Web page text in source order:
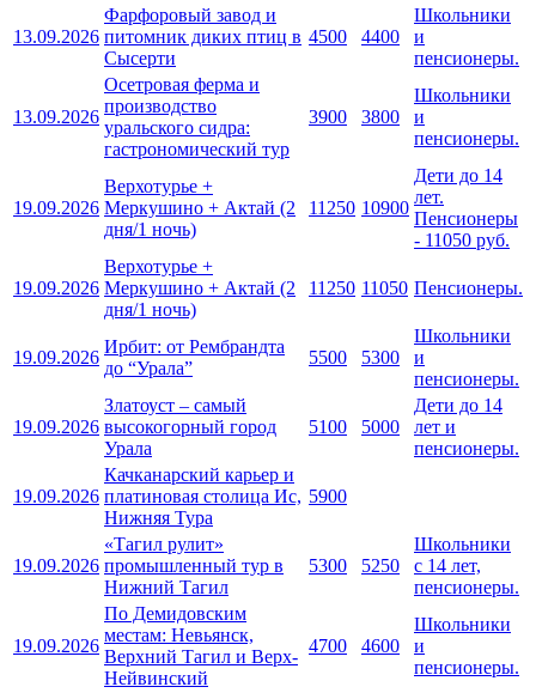
13.09.2026
Фарфоровый завод и
питомник диких птиц в
Сысерти
4500 4400
Школьники
и
пенсионеры.
13.09.2026
Осетровая ферма и
производство
уральского сидра:
гастрономический тур
3900 3800
Школьники
и
пенсионеры.
19.09.2026
Верхотурье +
Меркушино + Актай (2
дня/1 ночь)
11250 10900
Дети до 14
лет.
Пенсионеры
- 11050 руб.
19.09.2026
Верхотурье +
Меркушино + Актай (2
дня/1 ночь)
11250 11050 Пенсионеры.
19.09.2026
Ирбит: от Рембрандта
до “Урала”
5500 5300
Школьники
и
пенсионеры.
19.09.2026
Златоуст – самый
высокогорный город
Урала
5100 5000
Дети до 14
лет и
пенсионеры.
19.09.2026
Качканарский карьер и
платиновая столица Ис,
Нижняя Тура
5900
19.09.2026
«Тагил рулит»
промышленный тур в
Нижний Тагил
5300 5250
Школьники
с 14 лет,
пенсионеры.
19.09.2026
По Демидовским
местам: Невьянск,
Верхний Тагил и Верх-
Нейвинский
4700 4600
Школьники
и
пенсионеры.